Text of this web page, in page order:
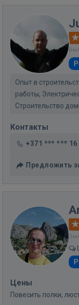
Опыт в
работы,
Строительство
Контакты
+371 *** *** 16
Предложить
Цены
Повесить полки,